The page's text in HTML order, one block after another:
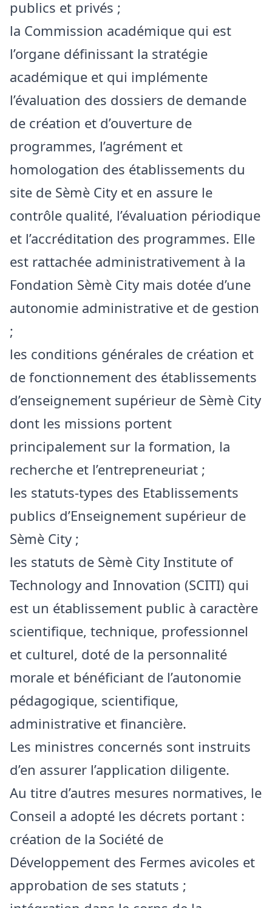
publics et privés ;
la Commission académique qui est
l’organe définissant la stratégie
académique et qui implémente
l’évaluation des dossiers de demande
de création et d’ouverture de
programmes, l’agrément et
homologation des établissements du
site de Sèmè City et en assure le
contrôle qualité, l’évaluation périodique
et l’accréditation des programmes. Elle
est rattachée administrativement à la
Fondation Sèmè City mais dotée d’une
autonomie administrative et de gestion
;
les conditions générales de création et
de fonctionnement des établissements
d’enseignement supérieur de Sèmè City
dont les missions portent
principalement sur la formation, la
recherche et l’entrepreneuriat ;
les statuts-types des Etablissements
publics d’Enseignement supérieur de
Sèmè City ;
les statuts de Sèmè City Institute of
Technology and Innovation (SCITI) qui
est un établissement public à caractère
scientifique, technique, professionnel
et culturel, doté de la personnalité
morale et bénéficiant de l’autonomie
pédagogique, scientifique,
administrative et financière.
Les ministres concernés sont instruits
d’en assurer l’application diligente.
Au titre d’autres mesures normatives, le
Conseil a adopté les décrets portant :
création de la Société de
Développement des Fermes avicoles et
approbation de ses statuts ;